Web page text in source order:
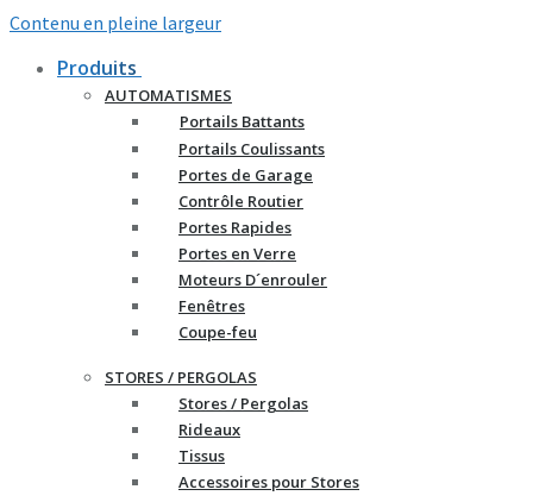
Contenu en pleine largeur
Produits
AUTOMATISMES
Portails Battants
Portails Coulissants
Portes de Garage
Contrôle Routier
Portes Rapides
Portes en Verre
Moteurs D´enrouler
Fenêtres
Coupe-feu
STORES / PERGOLAS
Stores / Pergolas
Rideaux
Tissus
Accessoires pour Stores